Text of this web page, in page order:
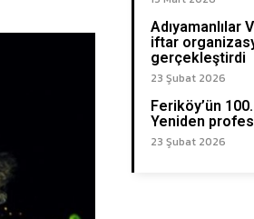
Adıyamanlılar
iftar
gerçekleştirdi
23 Şubat 2026
Feriköy’ün
Yeniden
23 Şubat 2026